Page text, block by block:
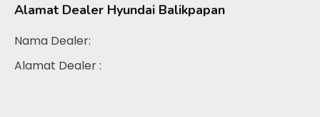
Alamat Dealer Hyundai Balikpapan
Nama Dealer:
Alamat Dealer :